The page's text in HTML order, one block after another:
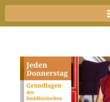
Zum
Inhalt